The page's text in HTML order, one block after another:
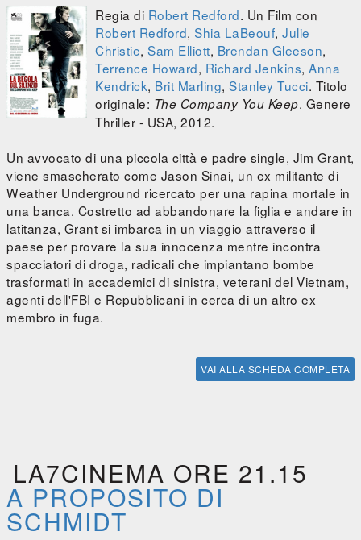
Regia di Robert Redford. Un Film con
Robert Redford, Shia LaBeouf, Julie
Christie, Sam Elliott, Brendan Gleeson,
Terrence Howard, Richard Jenkins, Anna
Kendrick, Brit Marling, Stanley Tucci. Titolo
originale: The Company You Keep. Genere
Thriller - USA, 2012.
Un avvocato di una piccola città e padre single, Jim Grant,
viene smascherato come Jason Sinai, un ex militante di
Weather Underground ricercato per una rapina mortale in
una banca. Costretto ad abbandonare la figlia e andare in
latitanza, Grant si imbarca in un viaggio attraverso il
paese per provare la sua innocenza mentre incontra
spacciatori di droga, radicali che impiantano bombe
trasformati in accademici di sinistra, veterani del Vietnam,
agenti dell'FBI e Repubblicani in cerca di un altro ex
membro in fuga.
VAI ALLA SCHEDA COMPLETA
LA7CINEMA ORE 21.15
A PROPOSITO DI
SCHMIDT